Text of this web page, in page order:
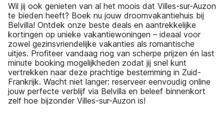
Wil jij ook genieten van al het moois dat Villes-sur-Auzon
te bieden heeft? Boek nu jouw droomvakantiehuis bij
Belvilla! Ontdek onze beste deals en aantrekkelijke
kortingen op unieke vakantiewoningen – ideaal voor
zowel gezinsvriendelijke vakanties als romantische
uitjes. Profiteer vandaag nog van scherpe prijzen én last
minute booking mogelijkheden zodat jij snel kunt
vertrekken naar deze prachtige bestemming in Zuid-
Frankrijk. Wacht niet langer: reserveer eenvoudig online
jouw perfecte verblijf via Belvilla en beleef binnenkort
zelf hoe bijzonder Villes-sur-Auzon is!